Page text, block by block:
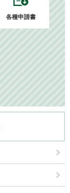
各種申請書